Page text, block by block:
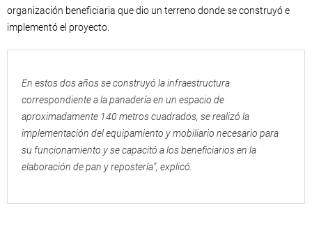
organización beneficiaria que dio un terreno donde se construyó e
implementó el proyecto.
En estos dos años se construyó la infraestructura
correspondiente a la panadería en un espacio de
aproximadamente 140 metros cuadrados, se realizó la
implementación del equipamiento y mobiliario necesario para
su funcionamiento y se capacitó a los beneficiarios en la
elaboración de pan y repostería”, explicó.